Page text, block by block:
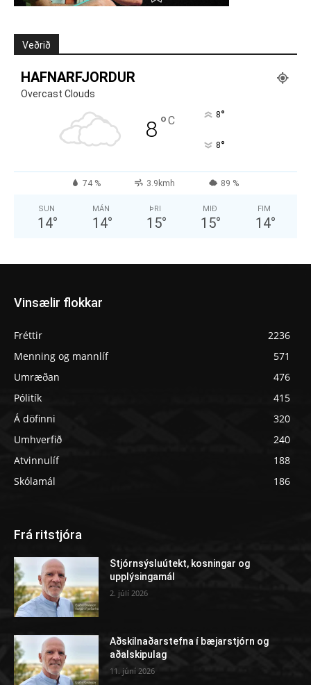
Veðrið
HAFNARFJORDUR
Overcast Clouds
8°C 8°
8°
74 % 3.9kmh 89 %
SUN
14°
MÁN
14°
ÞRI
15°
MIÐ
15°
FIM
14°
Vinsælir flokkar
Fréttir
2236
Menning og mannlíf
571
Umræðan
476
Pólitík
415
Á döfinni
320
Umhverfið
240
Atvinnulíf
188
Skólamál
186
Frá ritstjóra
Stjórnsýsluútekt, kosningar og
upplýsingamál
2. júlí 2026
Aðskilnaðarstefna í bæjarstjórn og
aðalskipulag
11. júní 2026